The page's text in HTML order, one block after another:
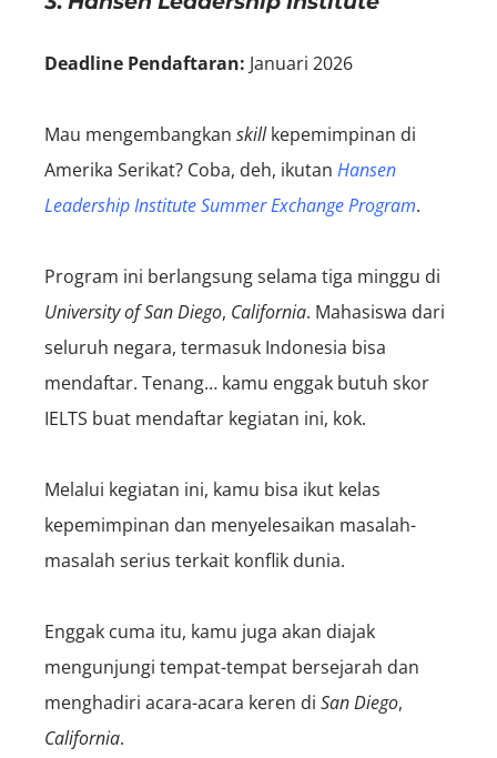
Deadline Pendaftaran: Januari 2026
Mau mengembangkan skillkepemimpinan di
Amerika Serikat? Coba, deh, ikutan Hansen
Leadership Institute Summer Exchange Program.
Program ini berlangsung selama tiga minggu di
University of San Diego, California. Mahasiswa dari
seluruh negara, termasuk Indonesia bisa
mendaftar. Tenang… kamu enggak butuh skor
IELTS buat mendaftar kegiatan ini, kok.
Melalui kegiatan ini, kamu bisa ikut kelas
kepemimpinan dan menyelesaikan masalah-
masalah serius terkait konflik dunia.
Enggak cuma itu, kamu juga akan diajak
mengunjungi tempat-tempat bersejarah dan
menghadiri acara-acara keren di San Diego,
California.